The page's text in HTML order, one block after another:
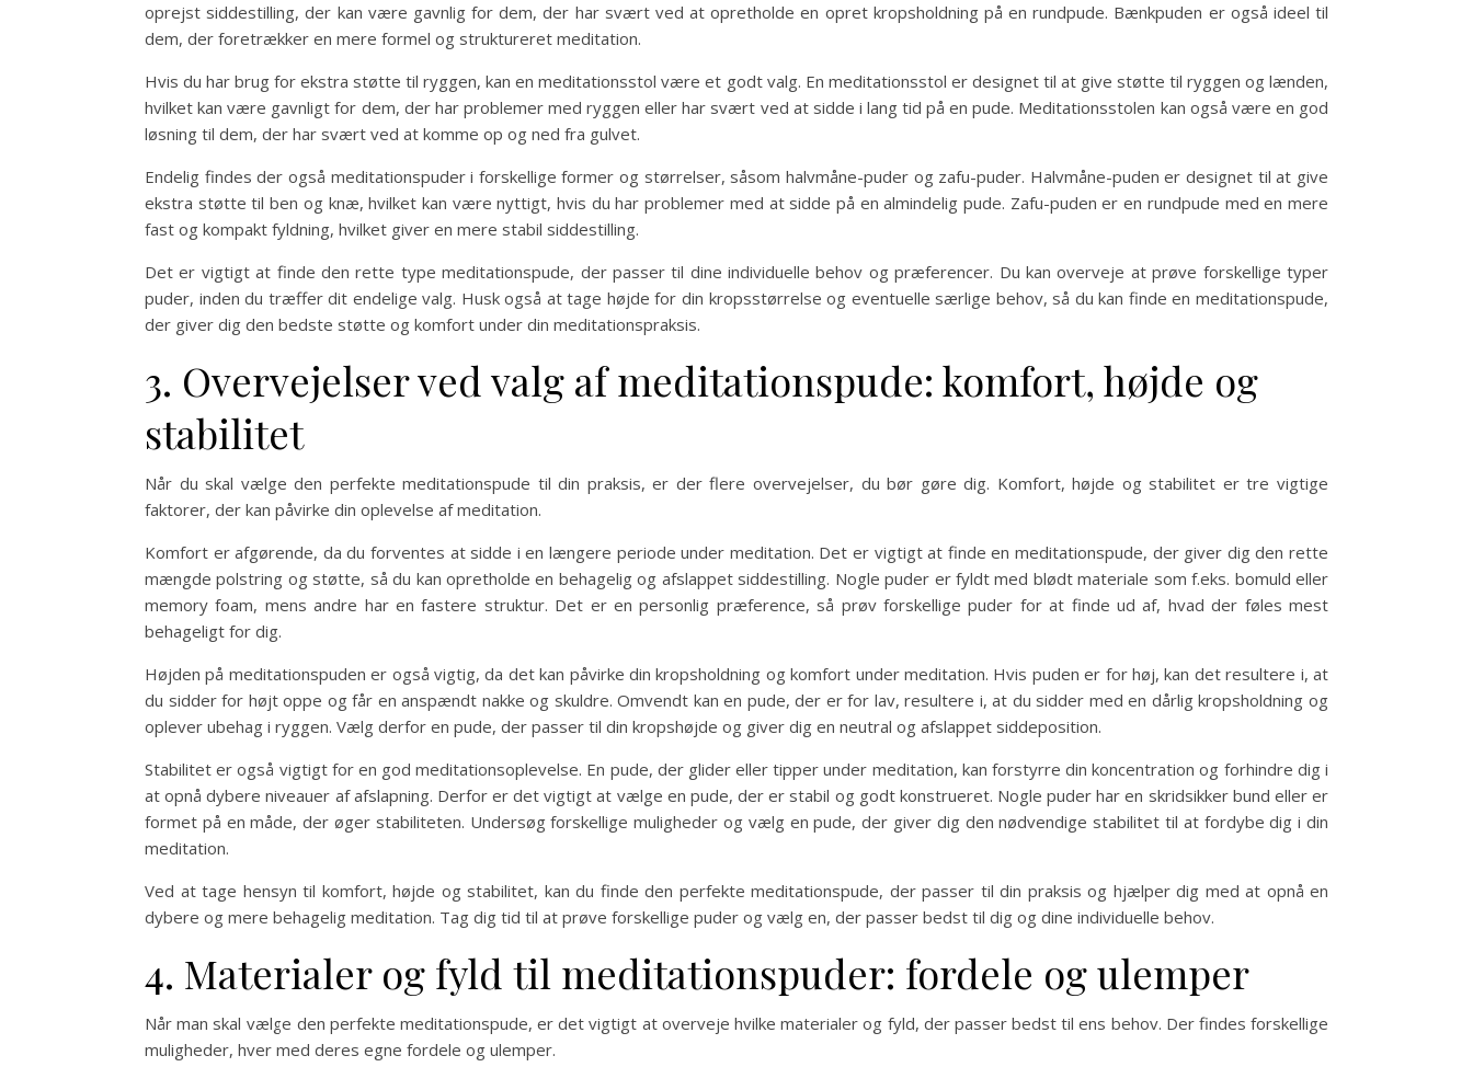
oprejst siddestilling, der kan være gavnlig for dem, der har svært ved at opretholde en opret kropsholdning på en rundpude. Bænkpuden er også ideel til
dem, der foretrækker en mere formel og struktureret meditation.
Hvis du har brug for ekstra støtte til ryggen, kan en meditationsstol være et godt valg. En meditationsstol er designet til at give støtte til ryggen og lænden,
hvilket kan være gavnligt for dem, der har problemer med ryggen eller har svært ved at sidde i lang tid på en pude. Meditationsstolen kan også være en god
løsning til dem, der har svært ved at komme op og ned fra gulvet.
Endelig findes der også meditationspuder i forskellige former og størrelser, såsom halvmåne-puder og zafu-puder. Halvmåne-puden er designet til at give
ekstra støtte til ben og knæ, hvilket kan være nyttigt, hvis du har problemer med at sidde på en almindelig pude. Zafu-puden er en rundpude med en mere
fast og kompakt fyldning, hvilket giver en mere stabil siddestilling.
Det er vigtigt at finde den rette type meditationspude, der passer til dine individuelle behov og præferencer. Du kan overveje at prøve forskellige typer
puder, inden du træffer dit endelige valg. Husk også at tage højde for din kropsstørrelse og eventuelle særlige behov, så du kan finde en meditationspude,
der giver dig den bedste støtte og komfort under din meditationspraksis.
3. Overvejelser ved valg af meditationspude: komfort, højde og
stabilitet
Når du skal vælge den perfekte meditationspude til din praksis, er der flere overvejelser, du bør gøre dig. Komfort, højde og stabilitet er tre vigtige
faktorer, der kan påvirke din oplevelse af meditation.
Komfort er afgørende, da du forventes at sidde i en længere periode under meditation. Det er vigtigt at finde en meditationspude, der giver dig den rette
mængde polstring og støtte, så du kan opretholde en behagelig og afslappet siddestilling. Nogle puder er fyldt med blødt materiale som f.eks. bomuld eller
memory foam, mens andre har en fastere struktur. Det er en personlig præference, så prøv forskellige puder for at finde ud af, hvad der føles mest
behageligt for dig.
Højden på meditationspuden er også vigtig, da det kan påvirke din kropsholdning og komfort under meditation. Hvis puden er for høj, kan det resultere i, at
du sidder for højt oppe og får en anspændt nakke og skuldre. Omvendt kan en pude, der er for lav, resultere i, at du sidder med en dårlig kropsholdning og
oplever ubehag i ryggen. Vælg derfor en pude, der passer til din kropshøjde og giver dig en neutral og afslappet siddeposition.
Stabilitet er også vigtigt for en god meditationsoplevelse. En pude, der glider eller tipper under meditation, kan forstyrre din koncentration og forhindre dig i
at opnå dybere niveauer af afslapning. Derfor er det vigtigt at vælge en pude, der er stabil og godt konstrueret. Nogle puder har en skridsikker bund eller er
formet på en måde, der øger stabiliteten. Undersøg forskellige muligheder og vælg en pude, der giver dig den nødvendige stabilitet til at fordybe dig i din
meditation.
Ved at tage hensyn til komfort, højde og stabilitet, kan du finde den perfekte meditationspude, der passer til din praksis og hjælper dig med at opnå en
dybere og mere behagelig meditation. Tag dig tid til at prøve forskellige puder og vælg en, der passer bedst til dig og dine individuelle behov.
4. Materialer og fyld til meditationspuder: fordele og ulemper
Når man skal vælge den perfekte meditationspude, er det vigtigt at overveje hvilke materialer og fyld, der passer bedst til ens behov. Der findes forskellige
muligheder, hver med deres egne fordele og ulemper.